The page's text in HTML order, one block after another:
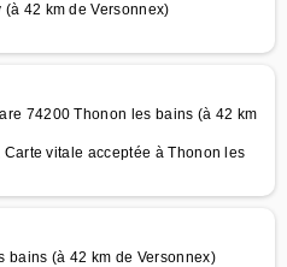
42 km de Versonnex)
74200 Thonon les bains (à 42 km
vitale acceptée à Thonon les
bains (à 42 km de Versonnex)